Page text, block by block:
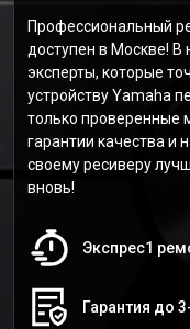
Профессиональный
доступен в Москве!
эксперты, которые
устройству Yamaha
только проверенные
гарантии качества и
своему ресиверу
вновь!
Экспрес1
Гарантия до